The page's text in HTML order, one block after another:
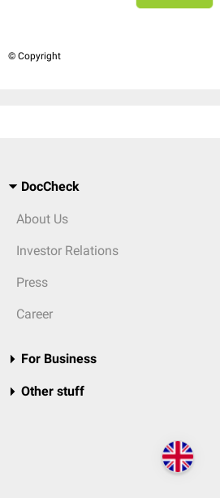
© Copyright
DocCheck
About Us
Investor Relations
Press
Career
For Business
Other stuff